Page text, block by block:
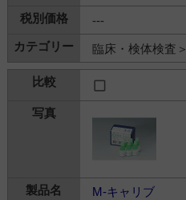
---
臨床・検体検査＞
M-キャリブ